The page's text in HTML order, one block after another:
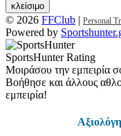
κλείσιμο
© 2026 FFClub | Personal
Powered by
SportsHunter Rating
Μοιράσου την εμπειρία
Βοήθησε και άλλους
εμπειρία!